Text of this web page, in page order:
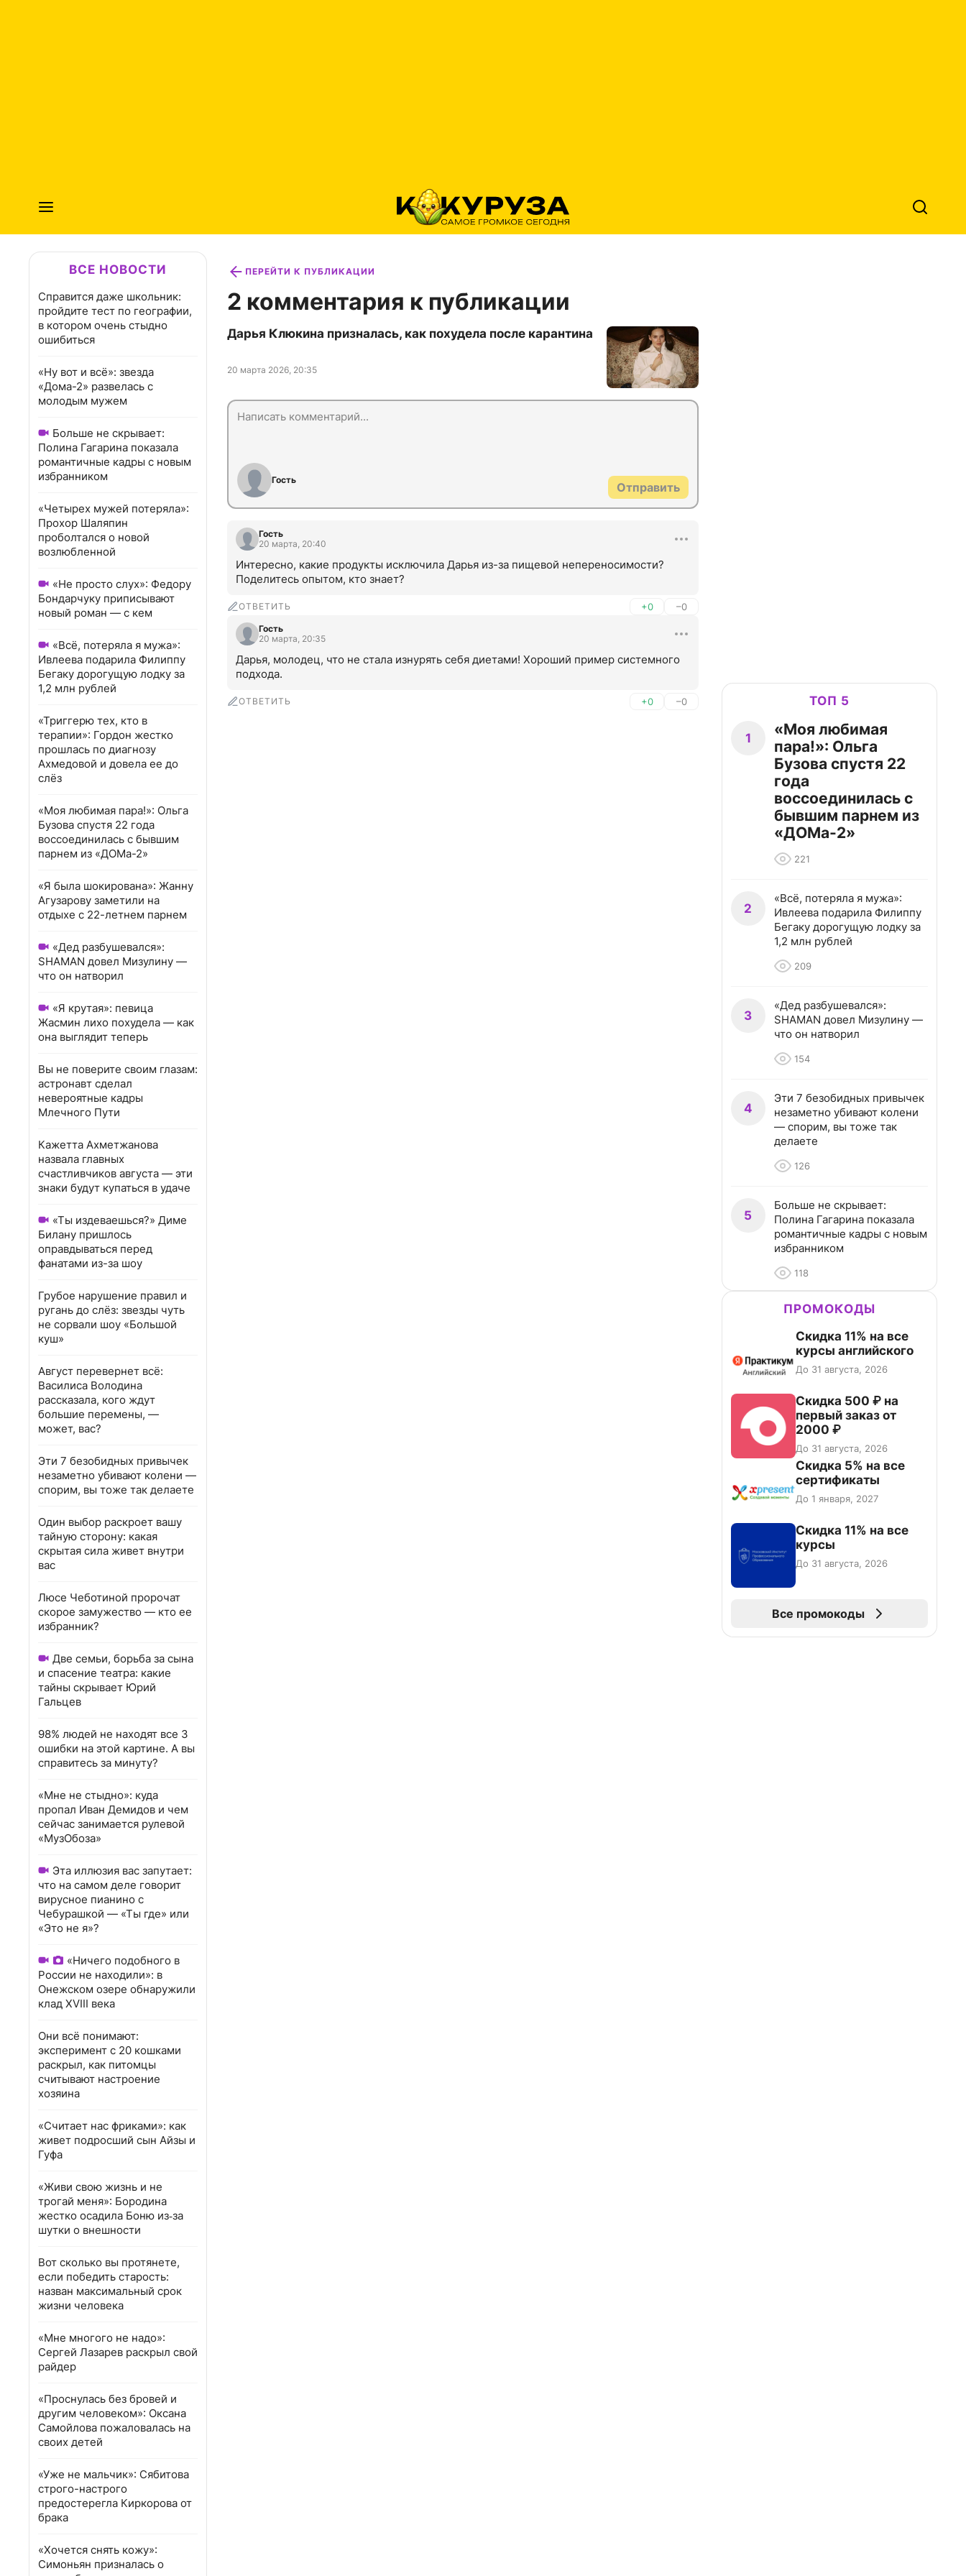
ВСЕ НОВОСТИ
Справится даже школьник:
пройдите тест по географии,
в котором очень стыдно
ошибиться
«Ну вот и всё»: звезда
«Дома-2» развелась с
молодым мужем
Больше не скрывает:
Полина Гагарина показала
романтичные кадры с новым
избранником
«Четырех мужей потеряла»:
Прохор Шаляпин
проболтался о новой
возлюбленной
«Не просто слух»: Федору
Бондарчуку приписывают
новый роман — с кем
«Всё, потеряла я мужа»:
Ивлеева подарила Филиппу
Бегаку дорогущую лодку за
1,2 млн рублей
«Триггерю тех, кто в
терапии»: Гордон жестко
прошлась по диагнозу
Ахмедовой и довела ее до
слёз
«Моя любимая пара!»: Ольга
Бузова спустя 22 года
воссоединилась с бывшим
парнем из «ДОМа-2»
«Я была шокирована»: Жанну
Агузарову заметили на
отдыхе с 22-летнем парнем
«Дед разбушевался»:
SHAMAN довел Мизулину —
что он натворил
«Я крутая»: певица
Жасмин лихо похудела — как
она выглядит теперь
Вы не поверите своим глазам:
астронавт сделал
невероятные кадры
Млечного Пути
Кажетта Ахметжанова
назвала главных
счастливчиков августа — эти
знаки будут купаться в удаче
«Ты издеваешься?» Диме
Билану пришлось
оправдываться перед
фанатами из-за шоу
Грубое нарушение правил и
ругань до слёз: звезды чуть
не сорвали шоу «Большой
куш»
Август перевернет всё:
Василиса Володина
рассказала, кого ждут
большие перемены, —
может, вас?
Эти 7 безобидных привычек
незаметно убивают колени —
спорим, вы тоже так делаете
Один выбор раскроет вашу
тайную сторону: какая
скрытая сила живет внутри
вас
Люсе Чеботиной пророчат
скорое замужество — кто ее
избранник?
Две семьи, борьба за сына
и спасение театра: какие
тайны скрывает Юрий
Гальцев
98% людей не находят все 3
ошибки на этой картине. А вы
справитесь за минуту?
«Мне не стыдно»: куда
пропал Иван Демидов и чем
сейчас занимается рулевой
«МузОбоза»
Эта иллюзия вас запутает:
что на самом деле говорит
вирусное пианино с
Чебурашкой — «Ты где» или
«Это не я»?
«Ничего подобного в
России не находили»: в
Онежском озере обнаружили
клад XVIII века
Они всё понимают:
эксперимент с 20 кошками
раскрыл, как питомцы
считывают настроение
хозяина
«Считает нас фриками»: как
живет подросший сын Айзы и
Гуфа
«Живи свою жизнь и не
трогай меня»: Бородина
жестко осадила Боню из‑за
шутки о внешности
Вот сколько вы протянете,
если победить старость:
назван максимальный срок
жизни человека
«Мне многого не надо»:
Сергей Лазарев раскрыл свой
райдер
«Проснулась без бровей и
другим человеком»: Оксана
Самойлова пожаловалась на
своих детей
«Уже не мальчик»: Сябитова
строго-настрого
предостерегла Киркорова от
брака
«Хочется снять кожу»:
Симоньян призналась о
ПЕРЕЙТИ К ПУБЛИКАЦИИ
2 комментария к публикации
Дарья Клюкина призналась, как похудела после карантина
20 марта 2026, 20:35
Гость
Отправить
Гость
20 марта, 20:40
Интересно, какие продукты исключила Дарья из-за пищевой непереносимости?
Поделитесь опытом, кто знает?
ОТВЕТИТЬ +0 –0
Гость
20 марта, 20:35
Дарья, молодец, что не стала изнурять себя диетами! Хороший пример системного
подхода.
ОТВЕТИТЬ +0 –0 ТОП 5
1
«Моя любимая
пара!»: Ольга
Бузова спустя 22
года
воссоединилась с
бывшим парнем из
«ДОМа-2»
221
2
«Всё, потеряла я мужа»:
Ивлеева подарила Филиппу
Бегаку дорогущую лодку за
1,2 млн рублей
209
3
«Дед разбушевался»:
SHAMAN довел Мизулину —
что он натворил
154
4
Эти 7 безобидных привычек
незаметно убивают колени
— спорим, вы тоже так
делаете
126
5
Больше не скрывает:
Полина Гагарина показала
романтичные кадры с новым
избранником
118
ПРОМОКОДЫ
Скидка 11% на все
курсы английского
До 31 августа, 2026
Скидка 500 ₽ на
первый заказ от
2000 ₽
До 31 августа, 2026
Скидка 5% на все
сертификаты
До 1 января, 2027
Скидка 11% на все
курсы
До 31 августа, 2026
Все промокоды